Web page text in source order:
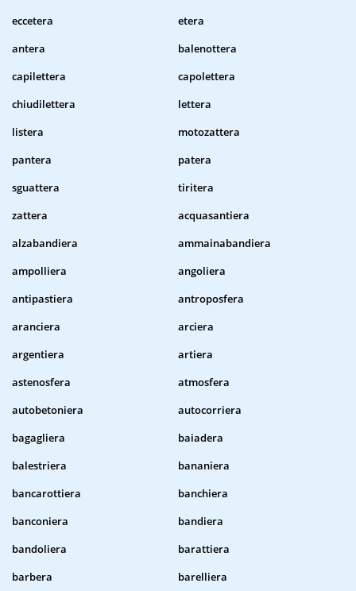
eccetera
etera
antera
balenottera
capilettera
capolettera
chiudilettera
lettera
listera
motozattera
pantera
patera
sguattera
tiritera
zattera
acquasantiera
alzabandiera
ammainabandiera
ampolliera
angoliera
antipastiera
antroposfera
aranciera
arciera
argentiera
artiera
astenosfera
atmosfera
autobetoniera
autocorriera
bagagliera
baiadera
balestriera
bananiera
bancarottiera
banchiera
banconiera
bandiera
bandoliera
barattiera
barbera
barelliera